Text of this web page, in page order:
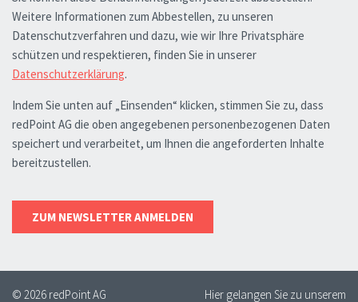
© 2026 redPoint AG Hier gelangen Sie zu unserem